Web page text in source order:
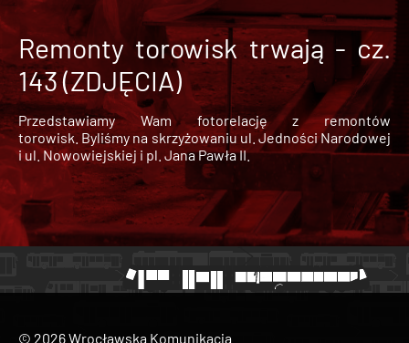
Remonty torowisk trwają - cz.
143 (ZDJĘCIA)
Przedstawiamy Wam fotorelację z remontów
torowisk. Byliśmy na skrzyżowaniu ul. Jedności Narodowej
i ul. Nowowiejskiej i pl. Jana Pawła II.
© 2026 Wrocławska Komunikacja